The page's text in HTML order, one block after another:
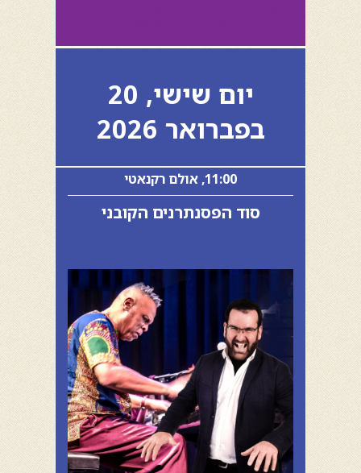
יום שישי, 20
בפברואר 2026
11:00, אולם רקנאטי
סוד הפסנתרנים הקובני